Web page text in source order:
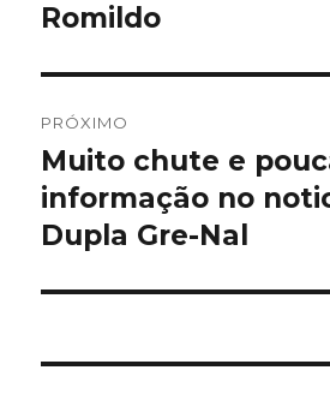
Post
anterior:
Romildo
PRÓXIMO
Próximo
post:
Muito chute e
informação no
Dupla Gre-Nal